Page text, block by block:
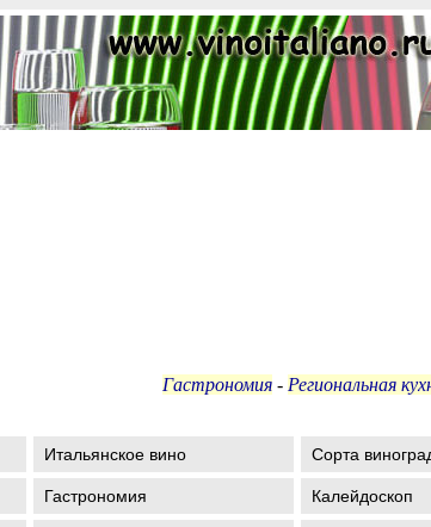
Гастрономия - Региональная
Итальянское вино Сорта
Гастрономия Калейдоскоп